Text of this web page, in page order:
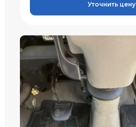
Уточнить цену